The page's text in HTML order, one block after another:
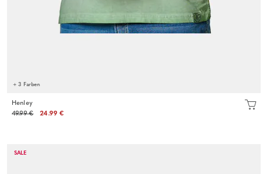
+ 3 Farben
Henley
49.99 €
24.99 €
SALE